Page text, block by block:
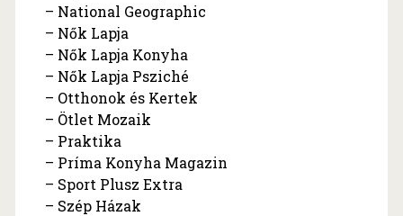
– National Geographic
– Nők Lapja
– Nők Lapja Konyha
– Nők Lapja Psziché
– Otthonok és Kertek
– Ötlet Mozaik
– Praktika
– Príma Konyha Magazin
– Sport Plusz Extra
– Szép Házak